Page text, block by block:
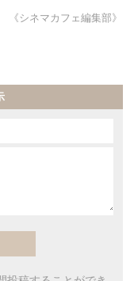
《シネマカフェ編集部》